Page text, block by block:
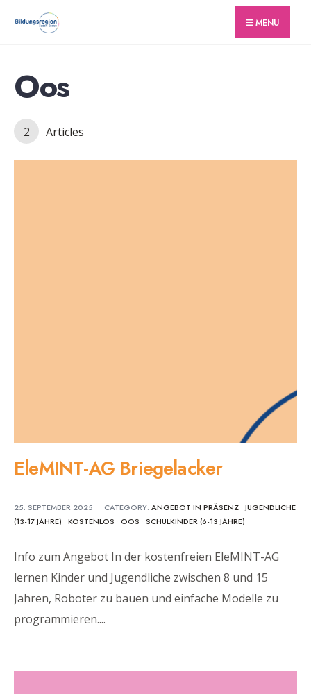
MENU
Oos
2 Articles
EleMINT-AG Briegelacker
25. SEPTEMBER 2025 • CATEGORY: ANGEBOT IN PRÄSENZ •JUGENDLICHE
(13-17 JAHRE) • KOSTENLOS • OOS • SCHULKINDER (6-13 JAHRE)
Info zum Angebot In der kostenfreien EleMINT-AG
lernen Kinder und Jugendliche zwischen 8 und 15
Jahren, Roboter zu bauen und einfache Modelle zu
programmieren....